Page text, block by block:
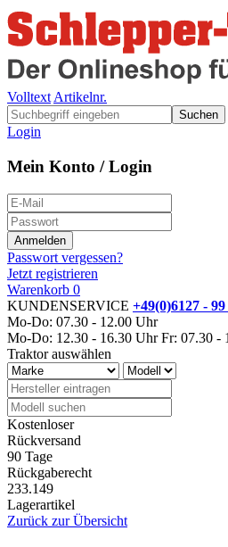
Volltext Artikelnr.
Suchen
Login
Mein Konto / Login
Passwort vergessen?
Jetzt registrieren
Warenkorb 0
KUNDENSERVICE +49(0)6127 -
Mo-Do: 07.30 - 12.00 Uhr
Mo-Do: 12.30 - 16.30 Uhr Fr: 07.30 -
Traktor auswählen
Kostenloser
Rückversand
90 Tage
Rückgaberecht
233.149
Lagerartikel
Zurück zur Übersicht